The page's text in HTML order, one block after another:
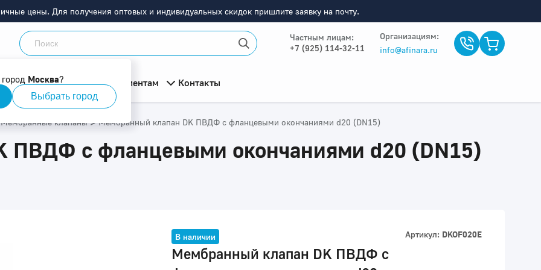
цены. Для получения оптовых и индивидуальных скидок пришлите заявку на почту.
Москва?
Выбрать город
Частным лицам:
+7 (925) 114-32-11
Организациям:
info@afinara.ru
О компании Клиентам Контакты
Мембранные клапаны > Мембранный клапан DK ПВДФ c фланцевыми окончаниями d20 (DN15)
ПВДФ c фланцевыми окончаниями d20 (DN15)
В наличии Артикул: DKOF020E
Мембранный клапан DK ПВДФ c